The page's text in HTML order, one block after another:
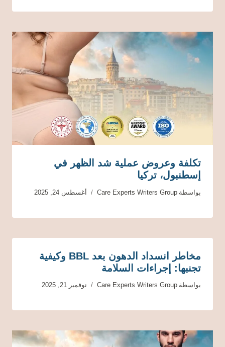
تكلفة وعروض عملية شد الظهر في
إسطنبول، تركيا
بواسطة Care Experts Writers Group أغسطس 24, 2025
مخاطر انسداد الدهون بعد BBL وكيفية
تجنبها: إجراءات السلامة
بواسطة Care Experts Writers Group نوفمبر 21, 2025